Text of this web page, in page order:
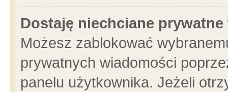
Dostaję niechciane
Możesz zablokować
prywatnych wiadomości
panelu użytkownika. Jeżeli